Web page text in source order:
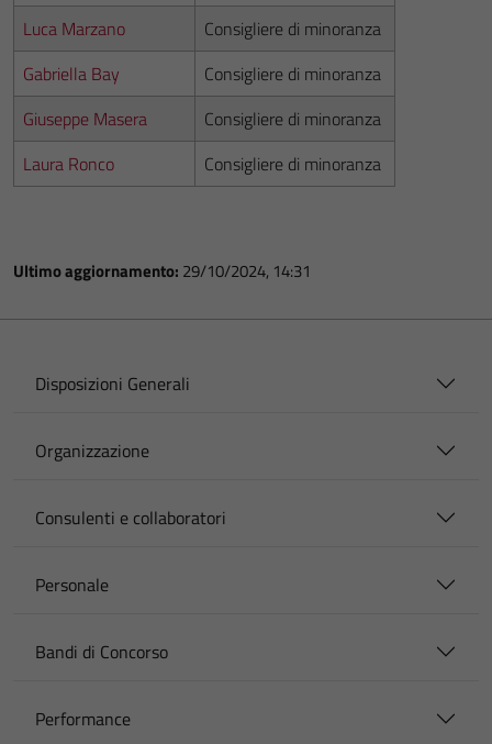
Luca Marzano
Consigliere di minoranza
Gabriella Bay
Consigliere di minoranza
Giuseppe Masera
Consigliere di minoranza
Laura Ronco
Consigliere di minoranza
Ultimo aggiornamento: 29/10/2024, 14:31
Disposizioni Generali
Organizzazione
Consulenti e collaboratori
Personale
Bandi di Concorso
Performance